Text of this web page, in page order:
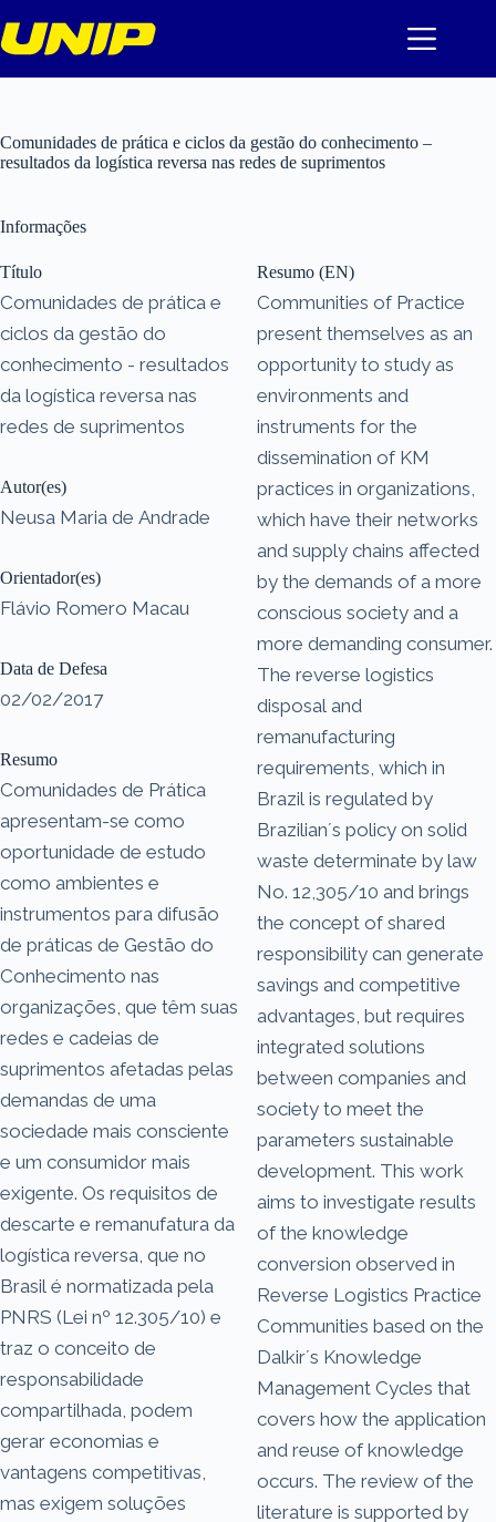
para
o
Comunidades de prática e ciclos da gestão do conhecimento –
resultados da logística reversa nas redes de suprimentos
Informações
Título
Comunidades de prática e
ciclos da gestão do
conhecimento - resultados
da logística reversa nas
redes de suprimentos
Autor(es)
Neusa Maria de Andrade
Orientador(es)
Flávio Romero Macau
Data de Defesa
02/02/2017
Resumo
Comunidades de Prática
apresentam-se como
oportunidade de estudo
como ambientes e
instrumentos para difusão
de práticas de Gestão do
Conhecimento nas
organizações, que têm suas
redes e cadeias de
suprimentos afetadas pelas
demandas de uma
sociedade mais consciente
e um consumidor mais
exigente. Os requisitos de
descarte e remanufatura da
logística reversa, que no
Brasil é normatizada pela
PNRS (Lei nº 12.305/10) e
traz o conceito de
responsabilidade
compartilhada, podem
gerar economias e
vantagens competitivas,
mas exigem soluções
Resumo (EN)
Communities of Practice
present themselves as an
opportunity to study as
environments and
instruments for the
dissemination of KM
practices in organizations,
which have their networks
and supply chains affected
by the demands of a more
conscious society and a
more demanding consumer.
The reverse logistics
disposal and
remanufacturing
requirements, which in
Brazil is regulated by
Brazilian´s policy on solid
waste determinate by law
No. 12,305/10 and brings
the concept of shared
responsibility can generate
savings and competitive
advantages, but requires
integrated solutions
between companies and
society to meet the
parameters sustainable
development. This work
aims to investigate results
of the knowledge
conversion observed in
Reverse Logistics Practice
Communities based on the
Dalkir´s Knowledge
Management Cycles that
covers how the application
and reuse of knowledge
occurs. The review of the
literature is supported by